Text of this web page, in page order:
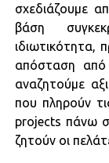
σχεδιάζουμε
βάση
ιδιωτικότητα,
απόσταση
αναζητούμε
που πληρούν
projects πάνω
ζητούν οι